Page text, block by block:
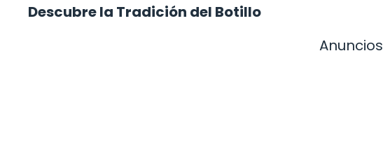
Descubre la Tradición del Botillo
Anuncios